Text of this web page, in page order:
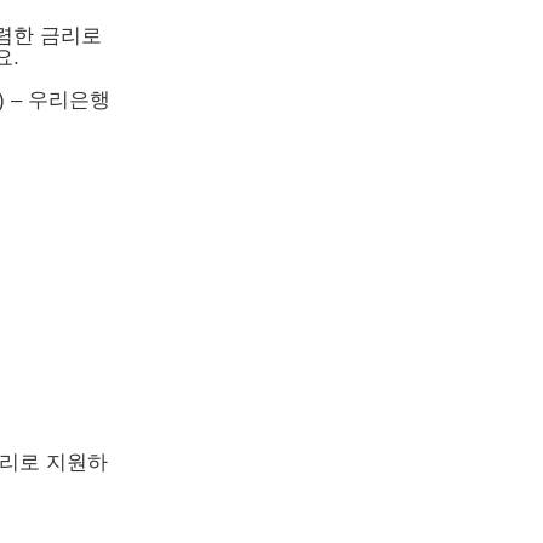
한 금리로
.
– 우리은행
로 지원하